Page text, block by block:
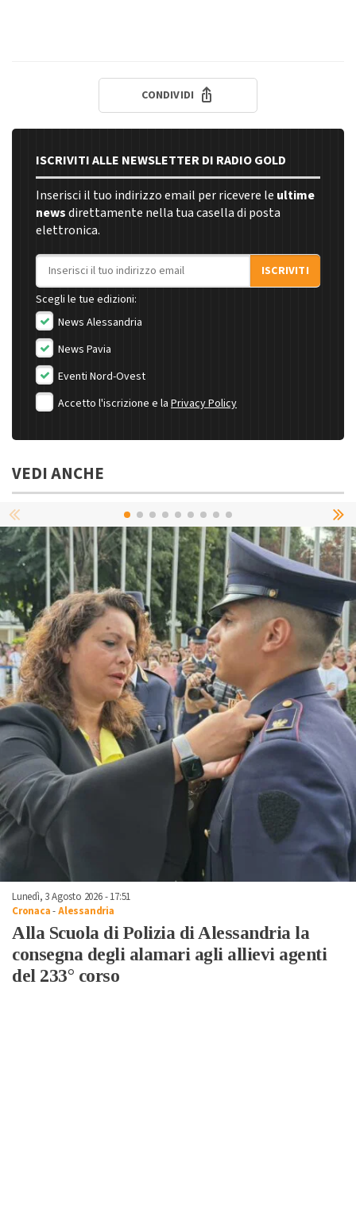
CONDIVIDI
ISCRIVITI ALLE NEWSLETTER DI RADIO GOLD
Inserisci il tuo indirizzo email per ricevere le ultime
newsdirettamente nella tua casella di posta
elettronica.
Indirizzo email
ISCRIVITI
Scegli le tue edizioni:
News Alessandria
News Pavia
Eventi Nord-Ovest
Accetto l'iscrizione e la Privacy Policy
VEDI ANCHE
Lunedì, 3 Agosto 2026 - 17:51
Cronaca-Alessandria
Alla Scuola di Polizia di Alessandria la
consegna degli alamari agli allievi agenti
del 233° corso